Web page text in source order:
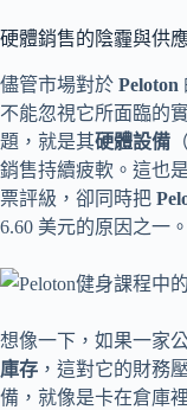
硬體銷售的陰霾與供
儘管市場對於 Peloton
不能忽視它所面臨的
題，就是其硬體設備
銷售持續疲軟。這也
票評級，卻同時把
6.60 美元的原因之一。
想像一下，如果一家
庫存 ，這對它的財務
備，就像是卡在倉庫